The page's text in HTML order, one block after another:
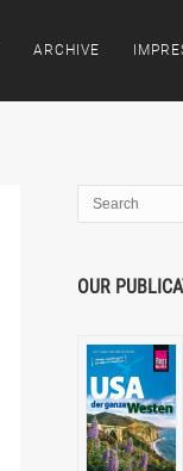
ARCHIVE
OUR